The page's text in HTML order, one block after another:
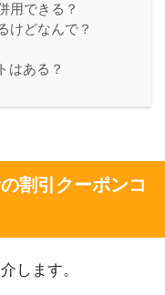
用できる？
けどなんで？
はある？
割引クーポンコ
します。